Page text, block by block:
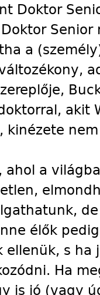
Doktor
a
akit
kinézete
a
élők
ellenük, s ha
Ha
is jó (vagy